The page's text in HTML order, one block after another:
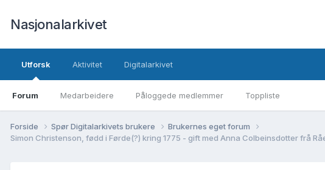
Nasjonalarkivet
Utforsk
Forum Medarbeidere Påloggede medlemmer Toppliste
Aktivitet Digitalarkivet
Forside Spør Digitalarkivets brukere
Brukernes eget forum